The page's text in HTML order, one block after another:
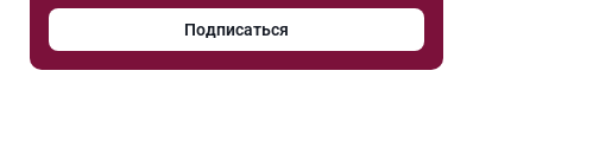
Подписаться